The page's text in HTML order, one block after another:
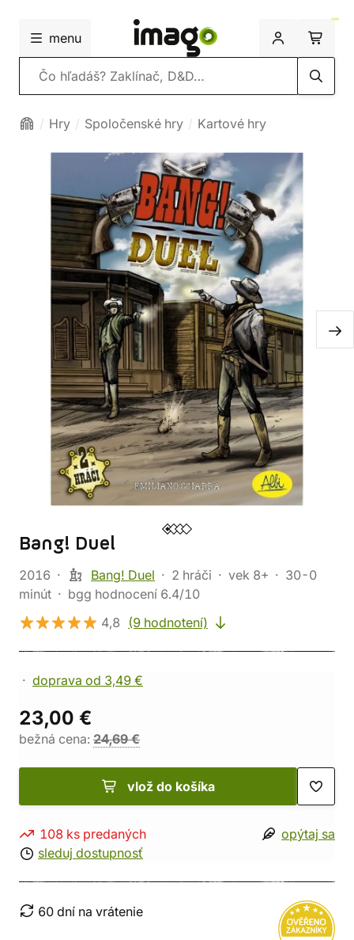
menu
Vyhľadávanie
Hry Spoločenské hry Kartové hry
Bang! Duel
2016 Bang! Duel 2 hráči vek 8+
30-0
minút
bgg hodnocení 6.4/10
4,8
(9 hodnotení)
doprava od 3,49 €
23,00 €
bežná cena: 24,69 €
vlož do košíka
108 ks predaných
sleduj dostupnosť
opýtaj sa
60 dní na vrátenie